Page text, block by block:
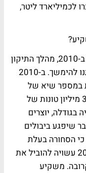
לכמיליארד ליטר,
לאחר התאוששות מירידה של כ-27% ב-2010, מהלך התיקון
במחיר הסוכר מתחילת יולי צפוי לדעתנו להימשך. ב-2010
במספר שיא של
כ-120 אניות הממתינות להעמיס כ-3.6 מיליון טונות של
בגודלה, יוצרים
שיפגע ביבולים
כי הסחורה בעלת
הביצועים הגרועים ביותר מתחילת 2010 עשויה להוביל את
משקיע